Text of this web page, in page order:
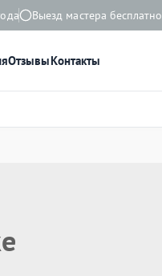
Выезд мастера бесплатно
ОтзывыКонтакты